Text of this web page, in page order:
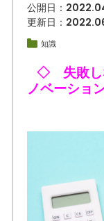
公開日：
更新日：
知識
◇ 失敗し
ノベーシ